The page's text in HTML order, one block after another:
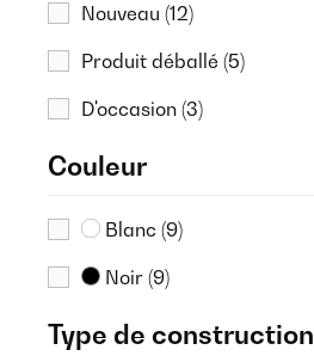
Nouveau (12)
Produit déballé (5)
D'occasion (3)
Couleur
Blanc (9)
Noir (9)
Type de construction